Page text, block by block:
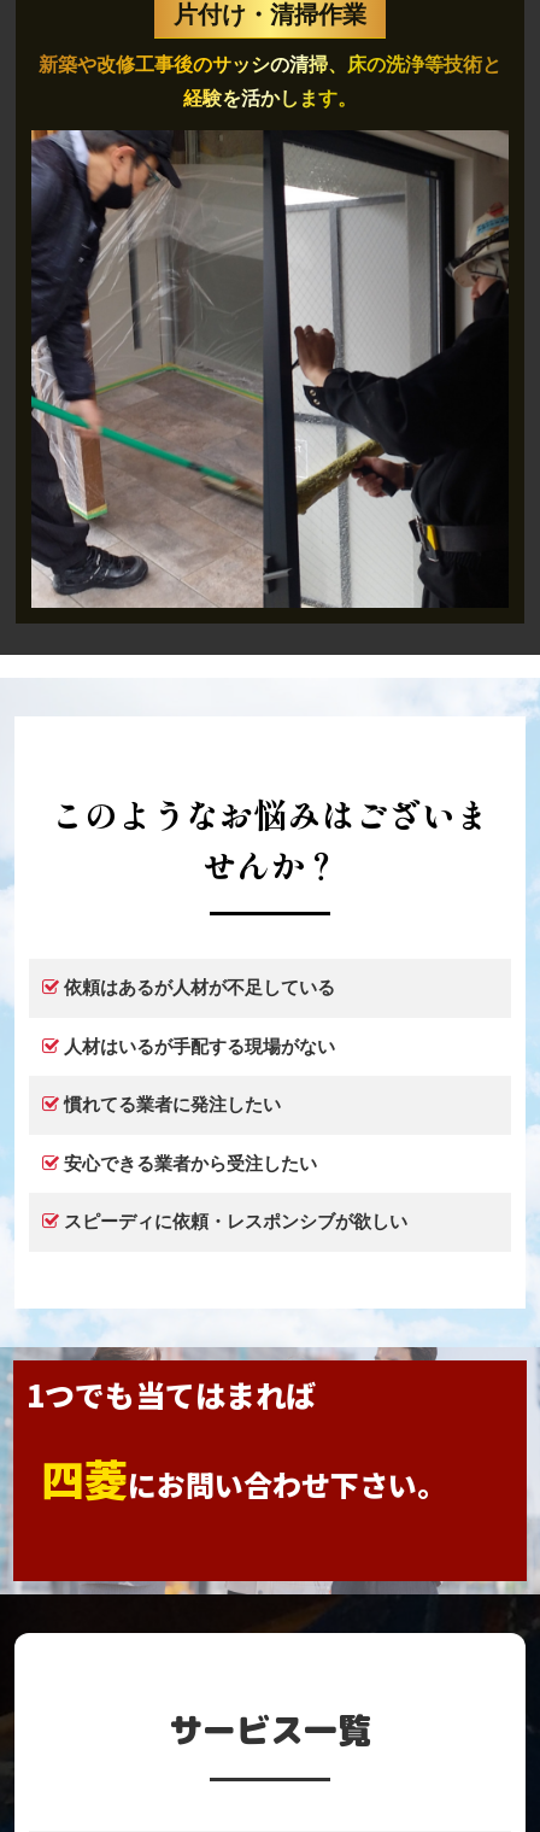
片付け・清掃作業
新築や改修工事後のサッシの清掃、床の洗浄等技術と
経験を活かします。
このようなお悩みはございま
せんか？
依頼はあるが人材が不足している
人材はいるが手配する現場がない
慣れてる業者に発注したい
安心できる業者から受注したい
スピーディに依頼・レスポンシブが欲しい
1つでも当てはまれば
四菱にお問い合わせ下さい。
サービス一覧